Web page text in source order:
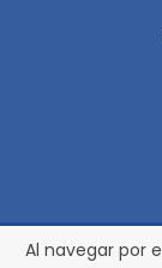
Al navegar por